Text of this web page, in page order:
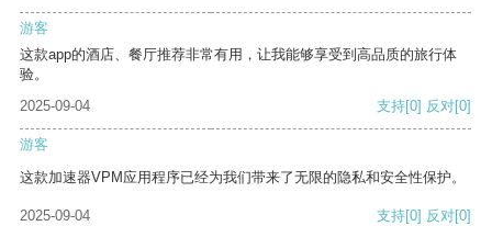
游客
这款app的酒店、餐厅推荐非常有用，让我能够享受到高品质的旅行体
验。
2025-09-04
支持[0] 反对[0]
游客
这款加速器VPM应用程序已经为我们带来了无限的隐私和安全性保护。
2025-09-04 支持[0] 反对[0]